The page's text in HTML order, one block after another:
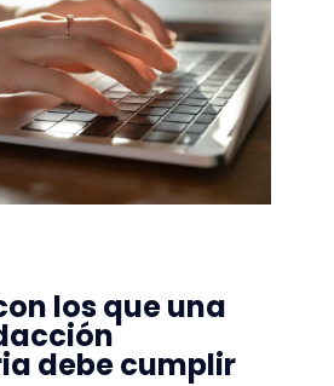
los que una
debe cumplir